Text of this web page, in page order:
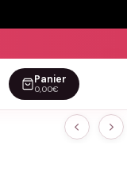
Panier
0,00€